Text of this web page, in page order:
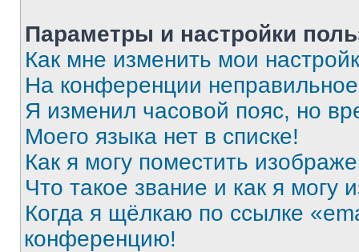
Параметры и настройки
Как мне изменить мои
На конференции
Я изменил часовой пояс, но
Моего языка нет в списке!
Как я могу поместить
Что такое звание и как я могу
Когда я щёлкаю по ссылке
конференцию!